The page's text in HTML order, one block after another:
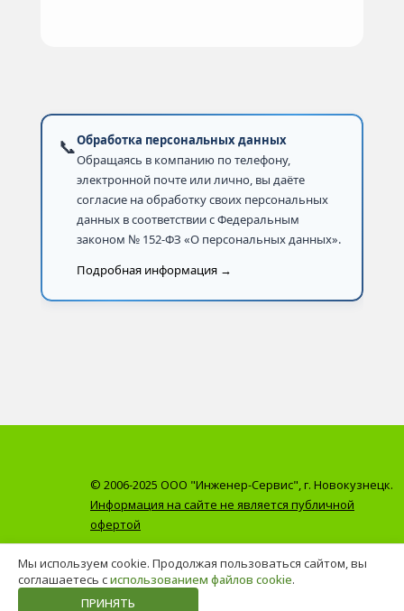
📞Обработка персональных данных
Обращаясь в компанию по телефону,
электронной почте или лично, вы даёте
согласие на обработку своих персональных
данных в соответствии с Федеральным
законом № 152-ФЗ «О персональных данных».
Подробная информация →
© 2006-2025 ООО "Инженер-Сервис", г. Новокузнецк.
Информация на сайте не является публичной
офертой
Мы используем cookie. Продолжая пользоваться сайтом, вы
соглашаетесь сиспользованием файлов cookie.
ПРИНЯТЬ